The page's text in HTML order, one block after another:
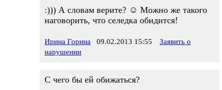
:))) А словам верите? ☺ Можно же такого
наговорить, что селедка обидится!
Ирина Горина 09.02.2013 15:55
Заявить о
нарушении
С чего бы ей обижаться?